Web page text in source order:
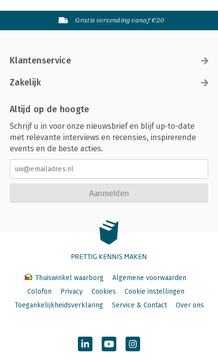
Gratis verzending vanaf €20
Klantenservice
Zakelijk
Altijd op de hoogte
Schrijf u in voor onze nieuwsbrief en blijf up-to-date
met relevante interviews en recensies, inspirerende
events en de beste acties.
Aanmelden
PRETTIG KENNIS MAKEN
Thuiswinkel waarborg
Algemene voorwaarden
Colofon
Privacy Cookies
Cookie instellingen
Toegankelijkheidsverklaring
Service & Contact Over ons